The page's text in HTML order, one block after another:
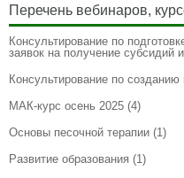
Перечень вебинаров,
Консультирование по
заявок на получение субсидий
Консультирование по
МАК-курс осень 2025 (4)
Основы песочной терапии (1)
Развитие образования (1)